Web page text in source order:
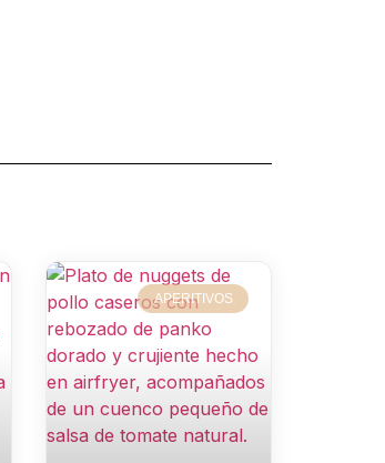
APERITIVOS